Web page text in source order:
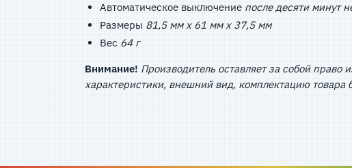
Автоматическое выключение после десяти минут
Размеры 81,5 мм х 61 мм х 37,5 мм
Вес 64 г
Внимание! Производитель оставляет за собой право
характеристики, внешний вид, комплектацию товара